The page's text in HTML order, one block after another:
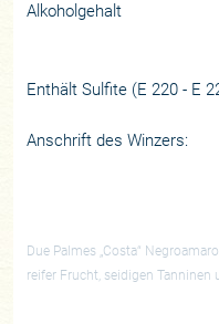
Alkoholgehalt
Enthält Sulfite (E 220 - E
Anschrift des Winzers:
Due Palmes „Costa“
reifer Frucht, seidigen